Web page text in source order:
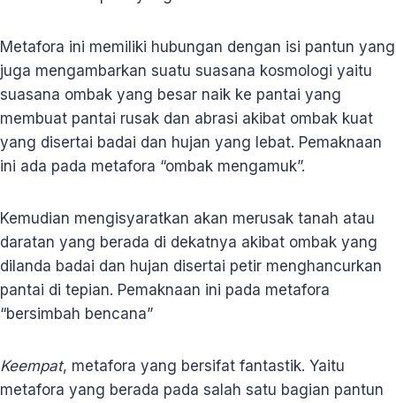
Metafora ini memiliki hubungan dengan isi pantun yang
juga mengambarkan suatu suasana kosmologi yaitu
suasana ombak yang besar naik ke pantai yang
membuat pantai rusak dan abrasi akibat ombak kuat
yang disertai badai dan hujan yang lebat. Pemaknaan
ini ada pada metafora “ombak mengamuk”.
Kemudian mengisyaratkan akan merusak tanah atau
daratan yang berada di dekatnya akibat ombak yang
dilanda badai dan hujan disertai petir menghancurkan
pantai di tepian. Pemaknaan ini pada metafora
“bersimbah bencana”
Keempat, metafora yang bersifat fantastik. Yaitu
metafora yang berada pada salah satu bagian pantun